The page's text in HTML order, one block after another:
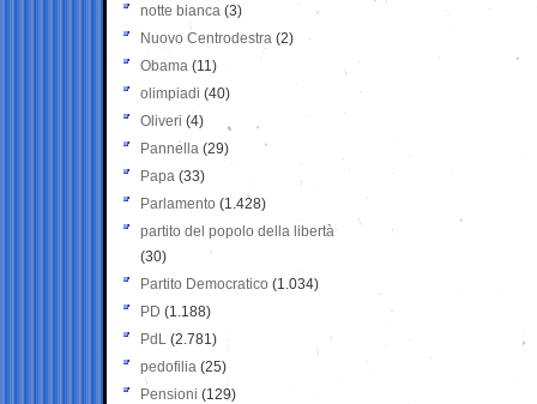
notte bianca (3)
Nuovo Centrodestra (2)
Obama (11)
olimpiadi (40)
Oliveri (4)
Pannella (29)
Papa (33)
Parlamento (1.428)
partito del popolo della libertà
(30)
Partito Democratico (1.034)
PD (1.188)
PdL (2.781)
pedofilia (25)
Pensioni (129)